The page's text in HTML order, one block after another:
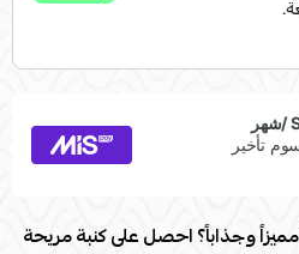
وجذاباً؟ احصل على كنبة مريحة